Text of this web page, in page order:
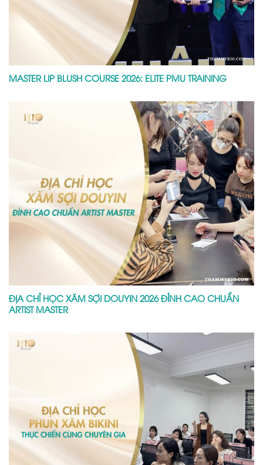
MASTER LIP BLUSH COURSE 2026: ELITE PMU TRAINING
ĐỊA CHỈ HỌC XĂM SỢI DOUYIN 2026 ĐỈNH CAO CHUẨN
ARTIST MASTER